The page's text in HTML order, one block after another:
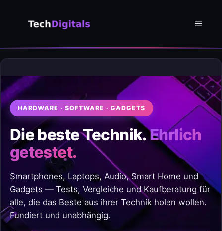
Menü
HARDWARE · SOFTWARE · GADGETS
Die beste Technik.Ehrlich
getestet.
Smartphones, Laptops, Audio, Smart Home und
Gadgets — Tests, Vergleiche und Kaufberatung für
alle, die das Beste aus ihrer Technik holen wollen.
Fundiert und unabhängig.